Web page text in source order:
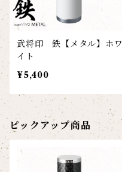
武将印 鉄【メタル】ホワ
イト
¥5,400
ピックアップ商品